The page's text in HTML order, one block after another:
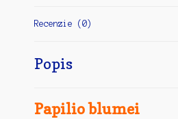
Recenzie (0)
Popis
Papilio blumei